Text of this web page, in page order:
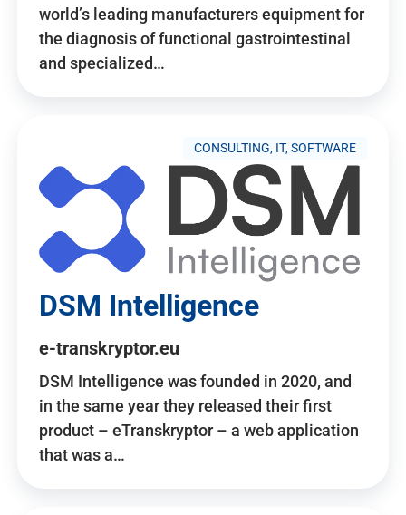
world’s leading manufacturers equipment for
the diagnosis of functional gastrointestinal
and specialized…
CONSULTING, IT, SOFTWARE
DSM Intelligence
e-transkryptor.eu
DSM Intelligence was founded in 2020, and
in the same year they released their first
product – eTranskryptor – a web application
that was a…